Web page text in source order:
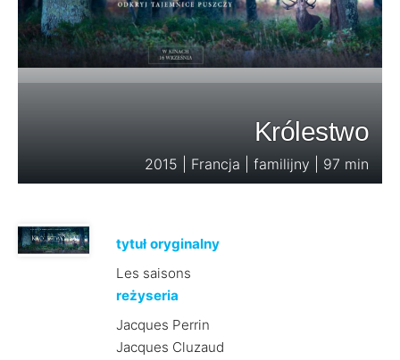
Królestwo
2015 | Francja | familijny | 97 min
tytuł oryginalny
Les saisons
reżyseria
Jacques Perrin
Jacques Cluzaud